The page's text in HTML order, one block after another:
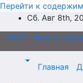
Перейти к
Сб. Авг 8th,
FAST - блог о
Главная